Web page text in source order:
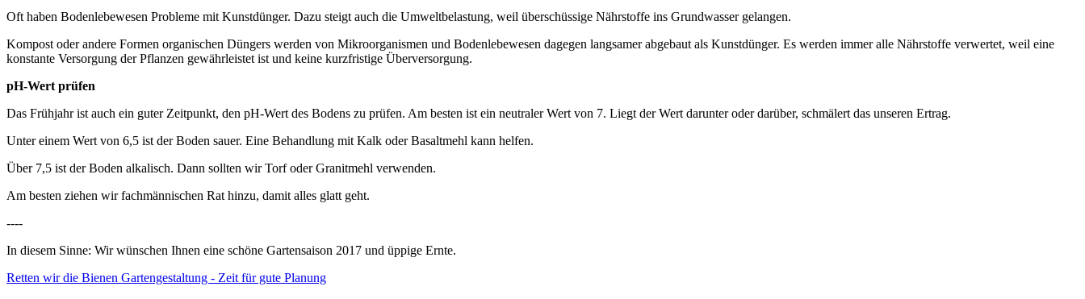
Oft haben Bodenlebewesen Probleme mit Kunstdünger. Dazu steigt auch die Umweltbelastung, weil überschüssige Nährstoffe ins Grundwasser gelangen.
Kompost oder andere Formen organischen Düngers werden von Mikroorganismen und Bodenlebewesen dagegen langsamer abgebaut als Kunstdünger. Es werden immer alle Nährstoffe verwertet, weil eine
konstante Versorgung der Pflanzen gewährleistet ist und keine kurzfristige Überversorgung.
pH-Wert prüfen
Das Frühjahr ist auch ein guter Zeitpunkt, den pH-Wert des Bodens zu prüfen. Am besten ist ein neutraler Wert von 7. Liegt der Wert darunter oder darüber, schmälert das unseren Ertrag.
Unter einem Wert von 6,5 ist der Boden sauer. Eine Behandlung mit Kalk oder Basaltmehl kann helfen.
Über 7,5 ist der Boden alkalisch. Dann sollten wir Torf oder Granitmehl verwenden.
Am besten ziehen wir fachmännischen Rat hinzu, damit alles glatt geht.
----
In diesem Sinne: Wir wünschen Ihnen eine schöne Gartensaison 2017 und üppige Ernte.
Retten wir die Bienen Gartengestaltung - Zeit für gute Planung